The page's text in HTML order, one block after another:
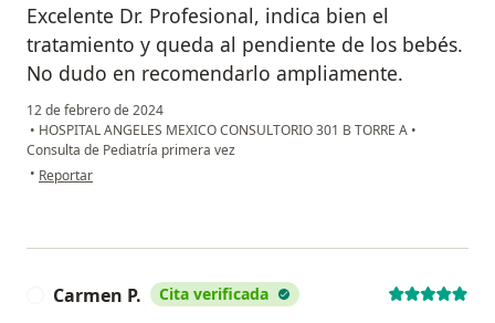
Excelente Dr. Profesional, indica bien el
tratamiento y queda al pendiente de los bebés.
No dudo en recomendarlo ampliamente.
12 de febrero de 2024
• HOSPITAL ANGELES MEXICO CONSULTORIO 301 B TORRE A •
Consulta de Pediatría primera vez
• en opinión del usuario Rojas
Reportar
Carmen P. Cita verificada